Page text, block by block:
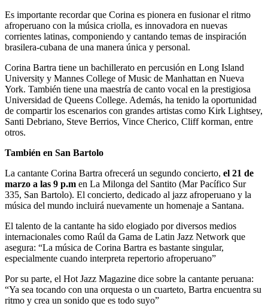
Es importante recordar que Corina es pionera en fusionar el ritmo
afroperuano con la música criolla, es innovadora en nuevas
corrientes latinas, componiendo y cantando temas de inspiración
brasilera-cubana de una manera única y personal.
Corina Bartra tiene un bachillerato en percusión en Long Island
University y Mannes College of Music de Manhattan en Nueva
York. También tiene una maestría de canto vocal en la prestigiosa
Universidad de Queens College. Además, ha tenido la oportunidad
de compartir los escenarios con grandes artistas como Kirk Lightsey,
Santi Debriano, Steve Berrios, Vince Cherico, Cliff korman, entre
otros.
También en San Bartolo
La cantante Corina Bartra ofrecerá un segundo concierto, el 21 de
marzo a las 9 p.m en La Milonga del Santito (Mar Pacífico Sur
335, San Bartolo). El concierto, dedicado al jazz afroperuano y la
música del mundo incluirá nuevamente un homenaje a Santana.
El talento de la cantante ha sido elogiado por diversos medios
internacionales como Raúl da Gama de Latin Jazz Network que
asegura: “La música de Corina Bartra es bastante singular,
especialmente cuando interpreta repertorio afroperuano”
Por su parte, el Hot Jazz Magazine dice sobre la cantante peruana:
“Ya sea tocando con una orquesta o un cuarteto, Bartra encuentra su
ritmo y crea un sonido que es todo suyo”